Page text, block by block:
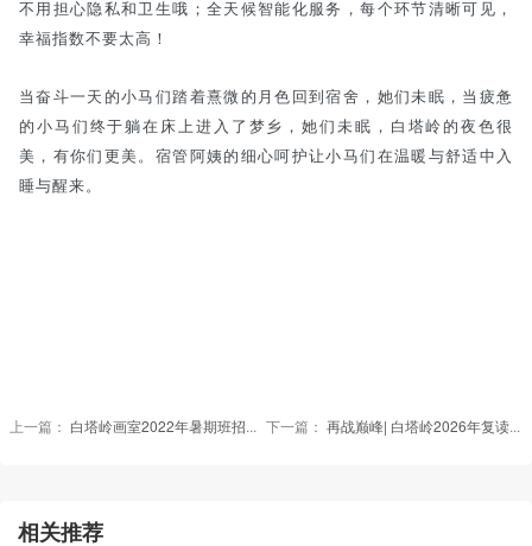
不用担心隐私和卫生哦；全天候智能化服务，每个环节清晰可见，
幸福指数不要太高！
当奋斗一天的小马们踏着熹微的月色回到宿舍，她们未眠，当疲惫
的小马们终于躺在床上进入了梦乡，她们未眠，白塔岭的夜色很
美，有你们更美。宿管阿姨的细心呵护让小马们在温暖与舒适中入
睡与醒来。
上一篇： 白塔岭画室2022年暑期班招生简章 | 心之所“暑”，梦之所往 下一篇： 再战巅峰| 白塔岭2026年复读生招生简章！
相关推荐